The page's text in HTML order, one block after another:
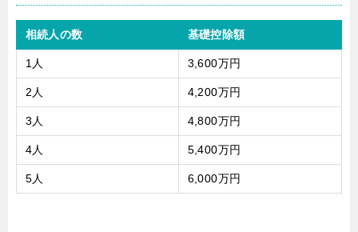
相続人の数 基礎控除額
1人 3,600万円
2人 4,200万円
3人 4,800万円
4人 5,400万円
5人 6,000万円